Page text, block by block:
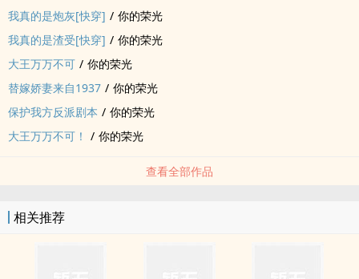
我真的是炮灰[快穿] / 你的荣光
我真的是渣受[快穿] / 你的荣光
大王万万不可 / 你的荣光
替嫁娇妻来自1937 / 你的荣光
保护我方反派剧本 / 你的荣光
大王万万不可！ / 你的荣光
查看全部作品
相关推荐